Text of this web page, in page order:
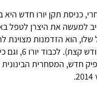
כניסת תקן יורו חדש היא
למעשה את היצרן לטפל
שלו, הוא הזדמנות מצוינת
חדש לגמרי (או
חדש, המסחרית